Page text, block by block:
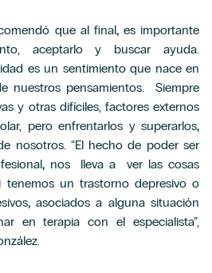
que al final,es importante
aceptarlo y buscar ayuda.
es un sentimiento que nace en
nuestros pensamientos. Siempre
y otras difíciles, factores externos
pero enfrentarlos y superarlos,
nosotros. “El hecho de poder ser
,nos lleva a ver las cosas
tenemos un trastorno depresivo o
,asociados a alguna situación
en terapia con el especialista”,